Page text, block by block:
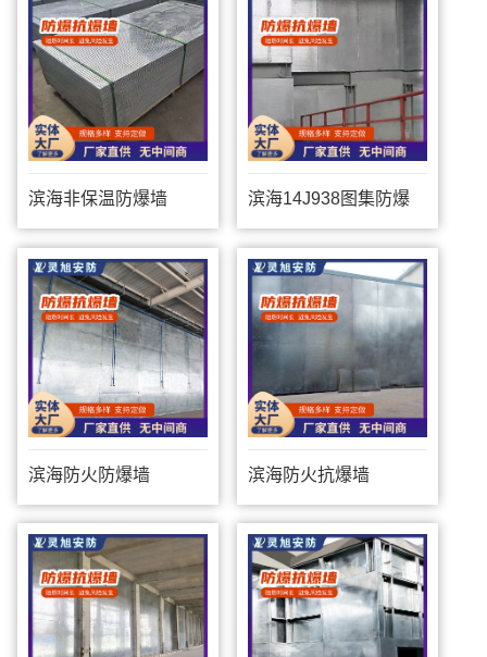
滨海非保温防爆墙 滨海14J938图集防爆
墙
滨海防火防爆墙 滨海防火抗爆墙